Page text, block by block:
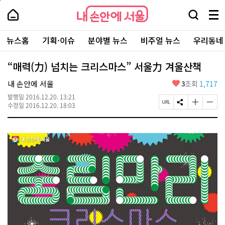
본
로
가
내
손
안
에
서
울
-
서
울
시
대
표
소
포
털
내
손
에
울
검
창
열
기
메
뉴
전
체
보
주
요
서
뉴스홈 기획·이슈 분야별 뉴스 비주얼 뉴스 우리동
“매력(力) 넘치는 크리스마스” 서울力 겨울산책
내 손안에 서울
발행일 2016.12.20. 13:21
수정일 2016.12.20. 18:03
좋
요
3조회 1,717
페
이
U
R
복
사
S
N
공
유
기
글
자
기
크
변
경
하
기
글
자
기
경
하
기
페
상
단
로